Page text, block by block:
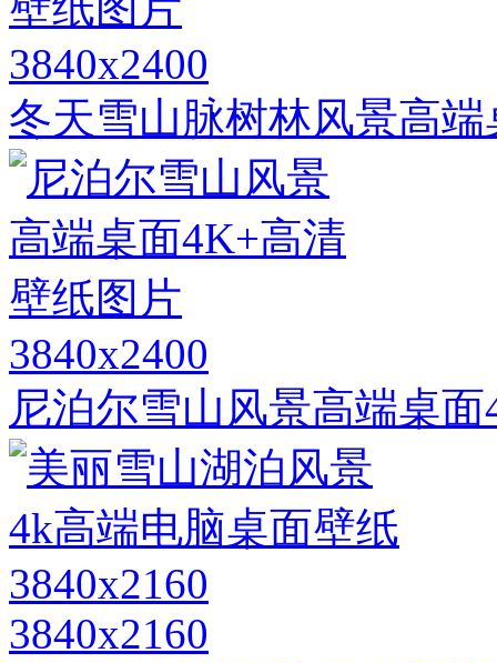
3840x2400
冬天雪山脉树林风景高
3840x2400
尼泊尔雪山风景高端桌
3840x2160